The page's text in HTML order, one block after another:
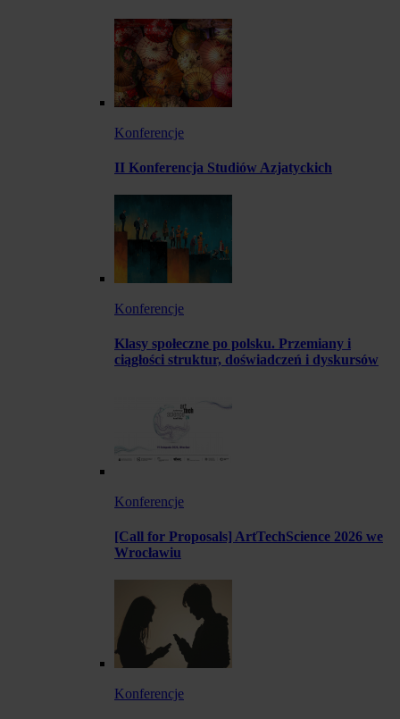
Konferencje
II Konferencja Studiów Azjatyckich
Konferencje
Klasy społeczne po polsku. Przemiany i
ciągłości struktur, doświadczeń i dyskursów
Konferencje
[Call for Proposals] ArtTechScience 2026 we
Wrocławiu
Konferencje